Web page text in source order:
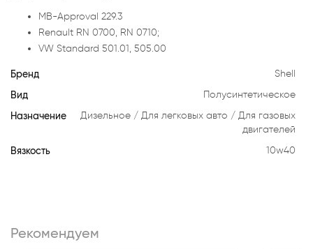
MB-Approval 229.3
Renault RN 0700, RN 0710;
VW Standard 501.01, 505.00
Бренд Shell
Вид Полусинтетическое
Назначение Дизельное Для легковых авто
Для газовых
двигателей
Вязкость 10w40
Рекомендуем